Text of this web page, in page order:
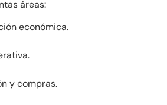
áreas:
económica.
y compras.